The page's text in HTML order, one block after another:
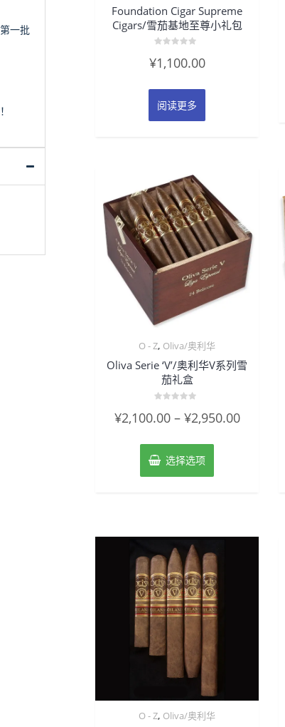
Foundation Cigar Supreme
Cigars/雪茄基地至尊小礼包
分
5
¥1,100.00
阅读更多
O - Z, Oliva/奥利华
Oliva Serie ‘V’/奥利华V系列雪
茄礼盒
分
5
¥2,100.00– ¥2,950.00
选择选项
O - Z, Oliva/奥利华
一批